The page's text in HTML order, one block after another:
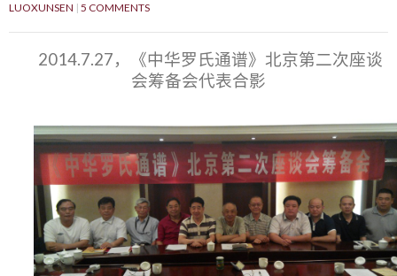
LUOXUNSEN 5 COMMENTS
2014.7.27，《中华罗氏通谱》北京第二次座谈
会筹备会代表合影